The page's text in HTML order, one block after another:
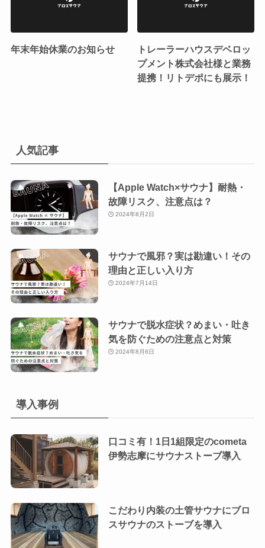
年末年始休業のお知らせ
トレーラーハウスデベロッ
プメント株式会社様と業務
提携！リトデポにも展示！
人気記事
【Apple Watch×サウナ】耐熱・
故障リスク、注意点は？
2024年8月2日
サウナで風邪？実は勘違い！その
理由と正しい入り方
2024年7月14日
サウナで脱水症状？めまい・吐き
気を防ぐための注意点と対策
2024年8月6日
導入事例
口コミ有！1日1組限定のcometa
伊勢志摩にサウナストーブ導入
こだわり内装の土管サウナにブロ
スサウナのストーブを導入